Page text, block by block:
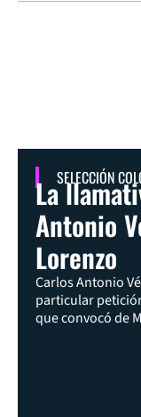
SELECCIÓN
La
Antonio
Lorenzo
Carlos Antonio
particular
que convocó de